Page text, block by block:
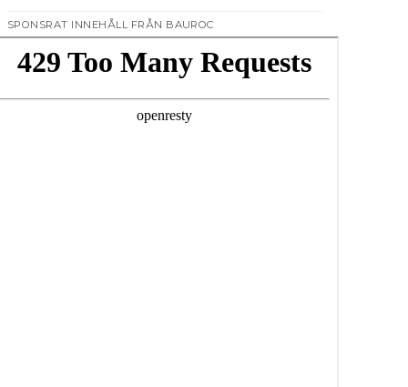
SPONSRAT INNEHÅLL FRÅN BAUROC